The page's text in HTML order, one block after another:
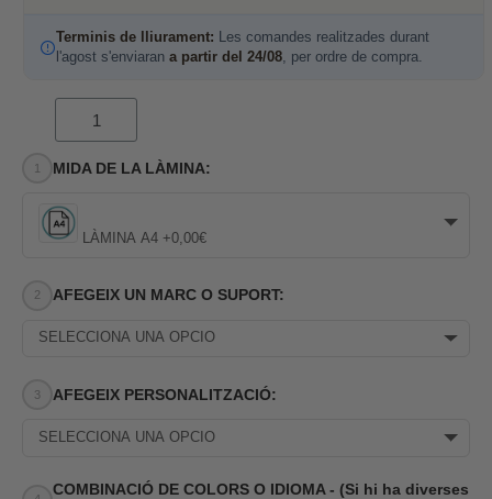
Terminis de lliurament: Les comandes realitzades durant
l'agost s'enviaran a partir del 24/08, per ordre de compra.
MIDA DE LA LÀMINA:
LÀMINA A4 +0,00€
AFEGEIX UN MARC O SUPORT:
SELECCIONA UNA OPCIÓ
AFEGEIX PERSONALITZACIÓ:
SELECCIONA UNA OPCIÓ
COMBINACIÓ DE COLORS O IDIOMA - (Si hi ha diverses